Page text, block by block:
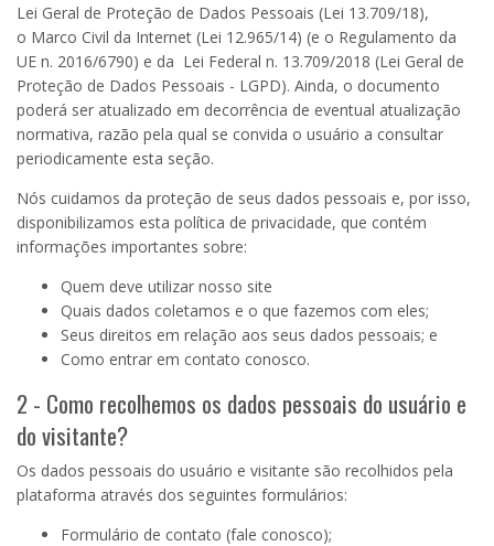
Lei Geral de Proteção de Dados Pessoais (Lei 13.709/18),
o Marco Civil da Internet (Lei 12.965/14) (e o Regulamento da
UE n. 2016/6790) e da Lei Federal n. 13.709/2018 (Lei Geral de
Proteção de Dados Pessoais - LGPD). Ainda, o documento
poderá ser atualizado em decorrência de eventual atualização
normativa, razão pela qual se convida o usuário a consultar
periodicamente esta seção.
Nós cuidamos da proteção de seus dados pessoais e, por isso,
disponibilizamos esta política de privacidade, que contém
informações importantes sobre:
Quem deve utilizar nosso site
Quais dados coletamos e o que fazemos com eles;
Seus direitos em relação aos seus dados pessoais; e
Como entrar em contato conosco.
2 - Como recolhemos os dados pessoais do usuário e
do visitante?
Os dados pessoais do usuário e visitante são recolhidos pela
plataforma através dos seguintes formulários:
Formulário de contato (fale conosco);